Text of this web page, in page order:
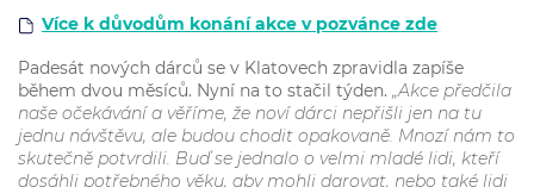
Více k důvodům konání akce v pozvánce zde
Padesát nových dárců se v Klatovech zpravidla zapíše
během dvou měsíců. Nyní na to stačil týden. „Akce předčila
naše očekávání a věříme, že noví dárci nepřišli jen na tu
jednu návštěvu, ale budou chodit opakovaně. Mnozí nám to
skutečně potvrdili. Buď se jednalo o velmi mladé lidi, kteří
dosáhli potřebného věku, aby mohli darovat, nebo také lidi